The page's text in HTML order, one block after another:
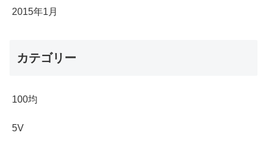
2015年1月
カテゴリー
100均
5V